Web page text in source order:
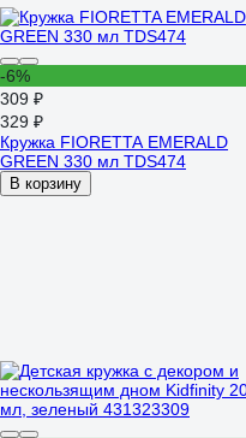
-6%
309 ₽
329 ₽
Кружка FIORETTA EMERALD
GREEN 330 мл TDS474
В корзину